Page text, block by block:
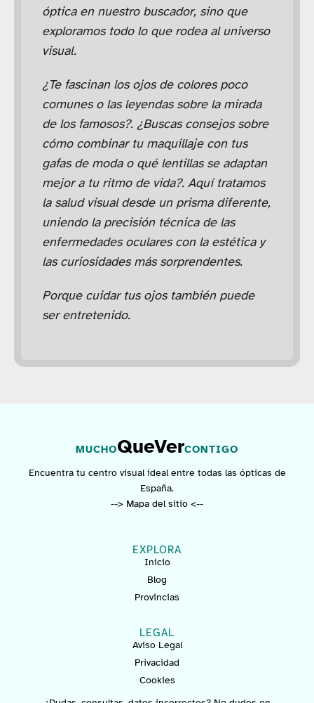
óptica en nuestro buscador, sino que
exploramos todo lo que rodea al universo
visual.
¿Te fascinan los ojos de colores poco
comunes o las leyendas sobre la mirada
de los famosos?. ¿Buscas consejos sobre
cómo combinar tu maquillaje con tus
gafas de moda o qué lentillas se adaptan
mejor a tu ritmo de vida?. Aquí tratamos
la salud visual desde un prisma diferente,
uniendo la precisión técnica de las
enfermedades oculares con la estética y
las curiosidades más sorprendentes.
Porque cuidar tus ojos también puede
ser entretenido.
MUCHOQueVerCONTIGO
Encuentra tu centro visual ideal entre todas las ópticas de
España.
--> Mapa del sitio <--
EXPLORA
Inicio
Blog
Provincias
LEGAL
Aviso Legal
Privacidad
Cookies